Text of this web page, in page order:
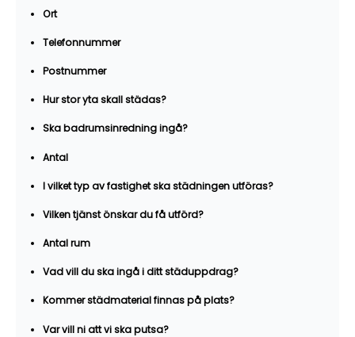
Ort
Telefonnummer
Postnummer
Hur stor yta skall städas?
Ska badrumsinredning ingå?
Antal
I vilket typ av fastighet ska städningen utföras?
Vilken tjänst önskar du få utförd?
Antal rum
Vad vill du ska ingå i ditt städuppdrag?
Kommer städmaterial finnas på plats?
Var vill ni att vi ska putsa?